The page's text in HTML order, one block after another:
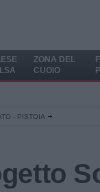
ZONA DEL
CUOIO
- PISTOIA